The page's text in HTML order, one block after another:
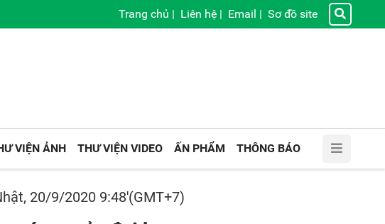
Trang chủ | Liên hệ | Email | Sơ đồ site
VIỆN ẢNH THƯ VIỆN VIDEO ẤN PHẨM THÔNG BÁO
20/9/2020 9:48'(GMT+7)